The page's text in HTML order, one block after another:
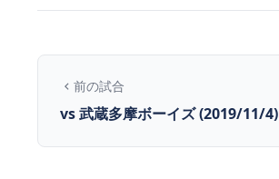
前の試合
vs 武蔵多摩ボーイズ (2019/11/4)